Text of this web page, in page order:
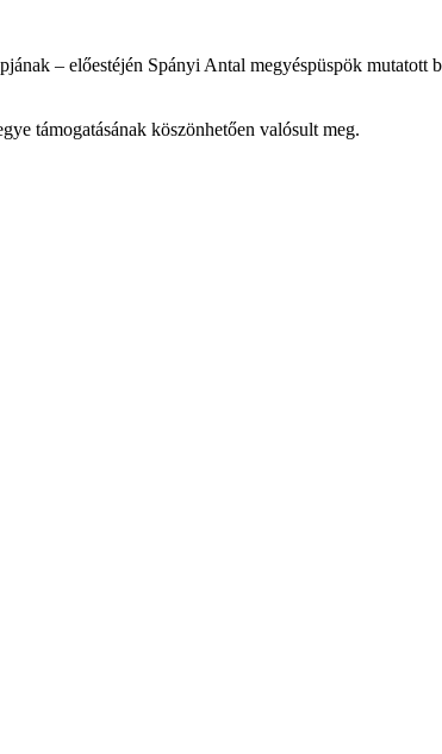
– előestéjén Spányi Antal megyéspüspök mutatott
támogatásának köszönhetően valósult meg.